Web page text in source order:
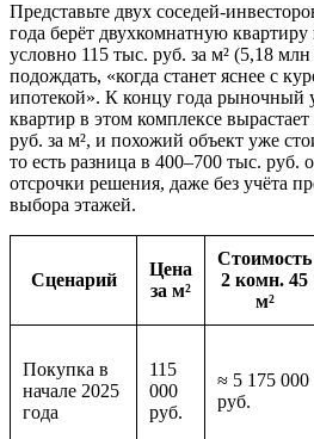
Представьте двух соседей-
года берёт двухкомнатную
условно 115 тыс. руб. за м² (5,18
подождать, «когда станет яснее с
ипотекой». К концу года рыночный
квартир в этом комплексе
руб. за м², и похожий объект уже
то есть разница в 400–700 тыс. руб.
отсрочки решения, даже без учёта
выбора этажей.
Сценарий
Цена
за м²
Стоимость
2 комн. 45
м²
Покупка в
начале 2025
года
115
000
руб.
≈ 5 175 000
руб.